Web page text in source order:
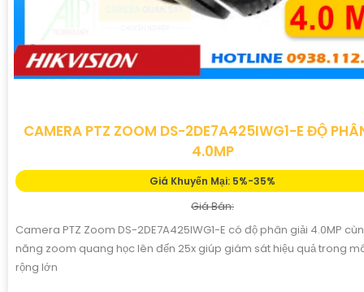
CAMERA PTZ ZOOM DS-2DE7A425IWG1-E ĐỘ
4.0MP
Giá Khuyến Mại: 5%-35%
Giá Bán:
Camera PTZ Zoom DS-2DE7A425IWG1-E có độ phân giải 4.0MP
năng zoom quang học lên đến 25x giúp giám sát hiệu quả trong
rộng lớn